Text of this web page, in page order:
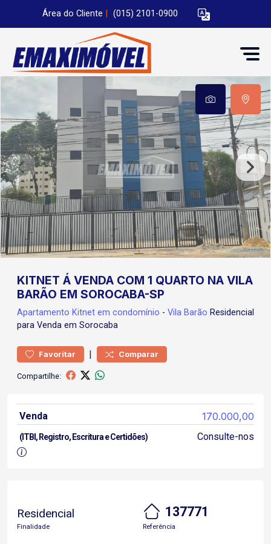
Área do Cliente (015) 2101-0900
KITNET Á VENDA COM 1 QUARTO NA VILA
BARÃO EM SOROCABA-SP
Apartamento Kitnet em condomínio - Vila Barão Residencial
para Venda em Sorocaba
Favoritar | Comparar
Compartilhe:
Venda 170.000,00
(ITBI, Registro, Escritura e Certidões) Consulte-nos
Residencial
Finalidade
137771
Referência